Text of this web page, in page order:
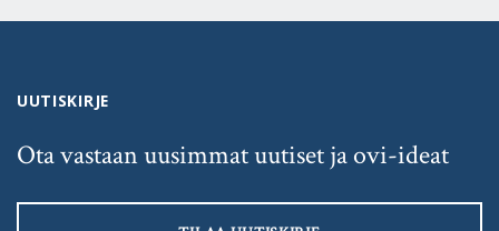
UUTISKIRJE
Ota vastaan uusimmat uutiset ja ovi-ideat